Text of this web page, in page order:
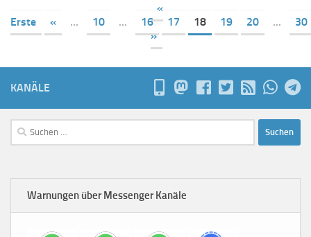
«
Erste
« ... 10 ... 16 17 18 19 20 ...
30
»
KANÄLE
Suchen
nach:
Warnungen über Messenger Kanäle